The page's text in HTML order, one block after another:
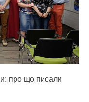
про що писали